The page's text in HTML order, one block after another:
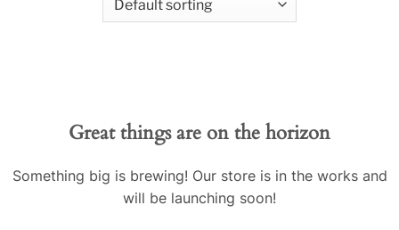
Great things are on the horizon
Something big is brewing! Our store is in the works and
will be launching soon!